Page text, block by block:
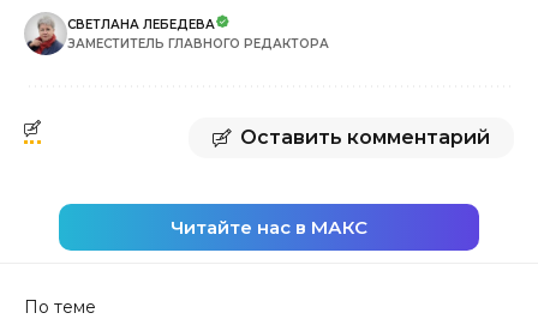
СВЕТЛАНА ЛЕБЕДЕВА
ЗАМЕСТИТЕЛЬ ГЛАВНОГО РЕДАКТОРА
Оставить комментарий
Читайте нас в МАКС
По теме